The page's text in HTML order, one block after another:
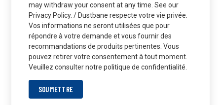
may withdraw your consent at any time. See our
Privacy Policy. / Dustbane respecte votre vie privée.
Vos informations ne seront utilisées que pour
répondre à votre demande et vous fournir des
recommandations de produits pertinentes. Vous
pouvez retirer votre consentement à tout moment.
Veuillez consulter notre politique de confidentialité.
SOUMETTRE